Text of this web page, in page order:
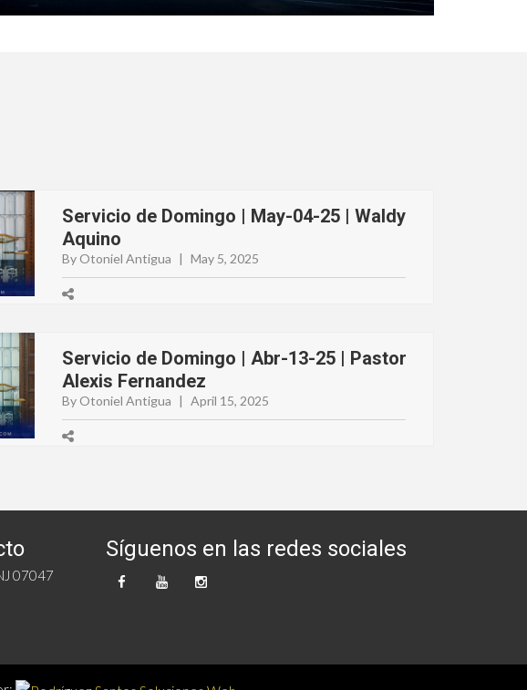
Servicio de Domingo | May-04-25 | Waldy
Aquino
By Otoniel Antigua | May 5, 2025
Servicio de Domingo | Abr-13-25 | Pastor
Alexis Fernandez
By Otoniel Antigua | April 15, 2025
07047
Síguenos en las redes sociales